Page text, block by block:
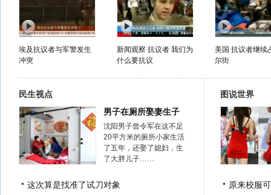
埃及抗议者与军警发生
冲突
新闻观察 抗议者 我们为
什么要抗议
美国 抗议者继续
尔街
民生视点
男子在厕所娶妻生子
沈阳男子曾令军在这不足
20平方米的厕所小家生活
了五年，还娶了媳妇，生
了大胖儿子……
这次算是找准了试刀对象
图说世界
原来校服